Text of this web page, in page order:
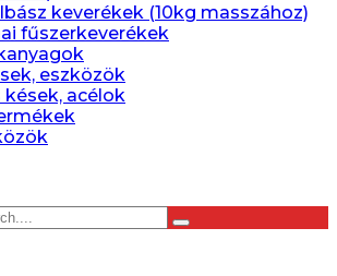
keverékek (10kg masszához)
fűszerkeverékek
eszközök
kések, acélok